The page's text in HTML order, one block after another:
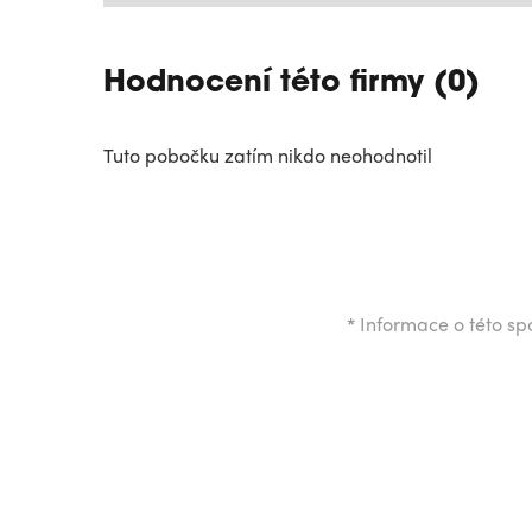
Hodnocení této firmy (0)
Tuto pobočku zatím nikdo neohodnotil
* Informace o této